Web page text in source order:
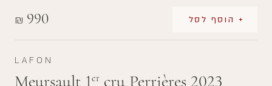
₪ 990 + הוסף לסל
LAFON
Meursault 1er cru Perrières 2023